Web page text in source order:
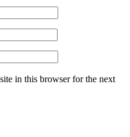
in this browser for the next